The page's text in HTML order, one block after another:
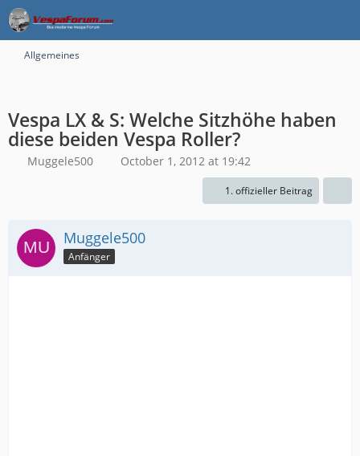
Allgemeines
Vespa LX & S: Welche Sitzhöhe haben
diese beiden Vespa Roller?
Muggele500 October 1, 2012 at 19:42
1. offizieller Beitrag
Muggele500
Anfänger